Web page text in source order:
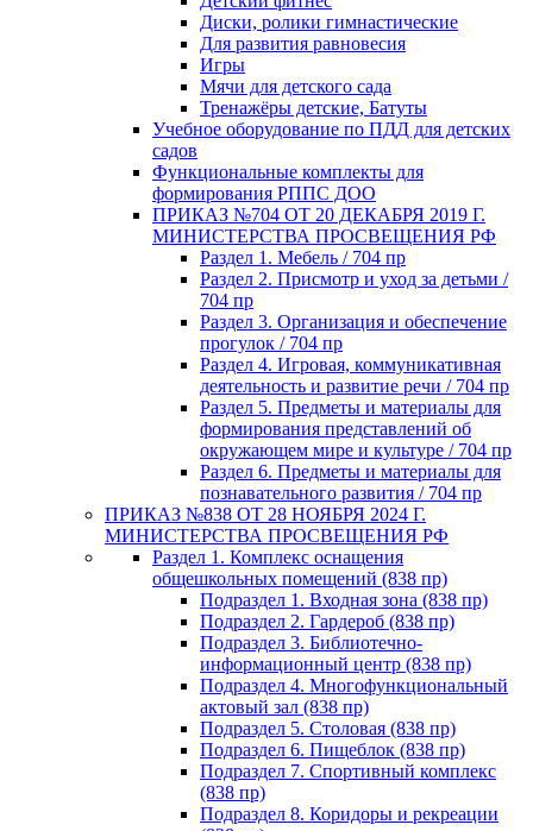
Диски, ролики гимнастические
Для развития равновесия
Игры
Мячи для детского сада
Тренажёры детские, Батуты
Учебное оборудование по ПДД для детских
садов
Функциональные комплекты для
формирования РППС ДОО
ПРИКАЗ №704 ОТ 20 ДЕКАБРЯ 2019 Г.
МИНИСТЕРСТВА ПРОСВЕЩЕНИЯ РФ
Раздел 1. Мебель / 704 пр
Раздел 2. Присмотр и уход за детьми /
704 пр
Раздел 3. Организация и обеспечение
прогулок / 704 пр
Раздел 4. Игровая, коммуникативная
деятельность и развитие речи / 704 пр
Раздел 5. Предметы и материалы для
формирования представлений об
окружающем мире и культуре / 704 пр
Раздел 6. Предметы и материалы для
познавательного развития / 704 пр
ПРИКАЗ №838 ОТ 28 НОЯБРЯ 2024 Г.
МИНИСТЕРСТВА ПРОСВЕЩЕНИЯ РФ
Раздел 1. Комплекс оснащения
общешкольных помещений (838 пр)
Подраздел 1. Входная зона (838 пр)
Подраздел 2. Гардероб (838 пр)
Подраздел 3. Библиотечно-
информационный центр (838 пр)
Подраздел 4. Многофункциональный
актовый зал (838 пр)
Подраздел 5. Столовая (838 пр)
Подраздел 6. Пищеблок (838 пр)
Подраздел 7. Спортивный комплекс
(838 пр)
Подраздел 8. Коридоры и рекреации